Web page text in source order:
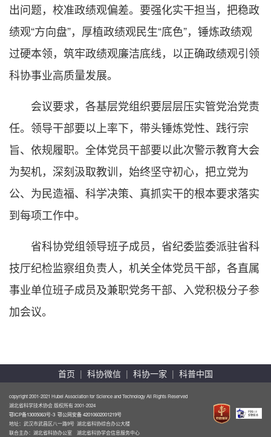
出问题，校准政绩观偏差。要强化实干担当，把稳政
绩观“方向盘”，厚植政绩观民生“底色”，锤炼政绩观
过硬本领，筑牢政绩观廉洁底线，以正确政绩观引领
科协事业高质量发展。
会议要求，各基层党组织要层层压实管党治党责
任。领导干部要以上率下，带头锤炼党性、践行宗
旨、依规履职。全体党员干部要以此次警示教育大会
为契机，深刻汲取教训，始终坚守初心，把立党为
公、为民造福、科学决策、真抓实干的根本要求落实
到每项工作中。
省科协党组领导班子成员，省纪委监委派驻省科
技厅纪检监察组负责人，机关全体党员干部，各直属
事业单位班子成员及兼职党务干部、入党积极分子参
加会议。
首页 | 科协微信 | 科协一家 | 科普中国
copyright 2001-2021 Hubei Association for Science and Technology All Rights Reserved
湖北省科学技术协会 版权所有 2001-2024
鄂ICP备13005063号-3 鄂公网安备 42010602001219号
地址：武汉市武昌区八一路9号 湖北省科协综合办公大楼
联合主办：湖北省科协办公室 湖北省科协学会信息服务中心